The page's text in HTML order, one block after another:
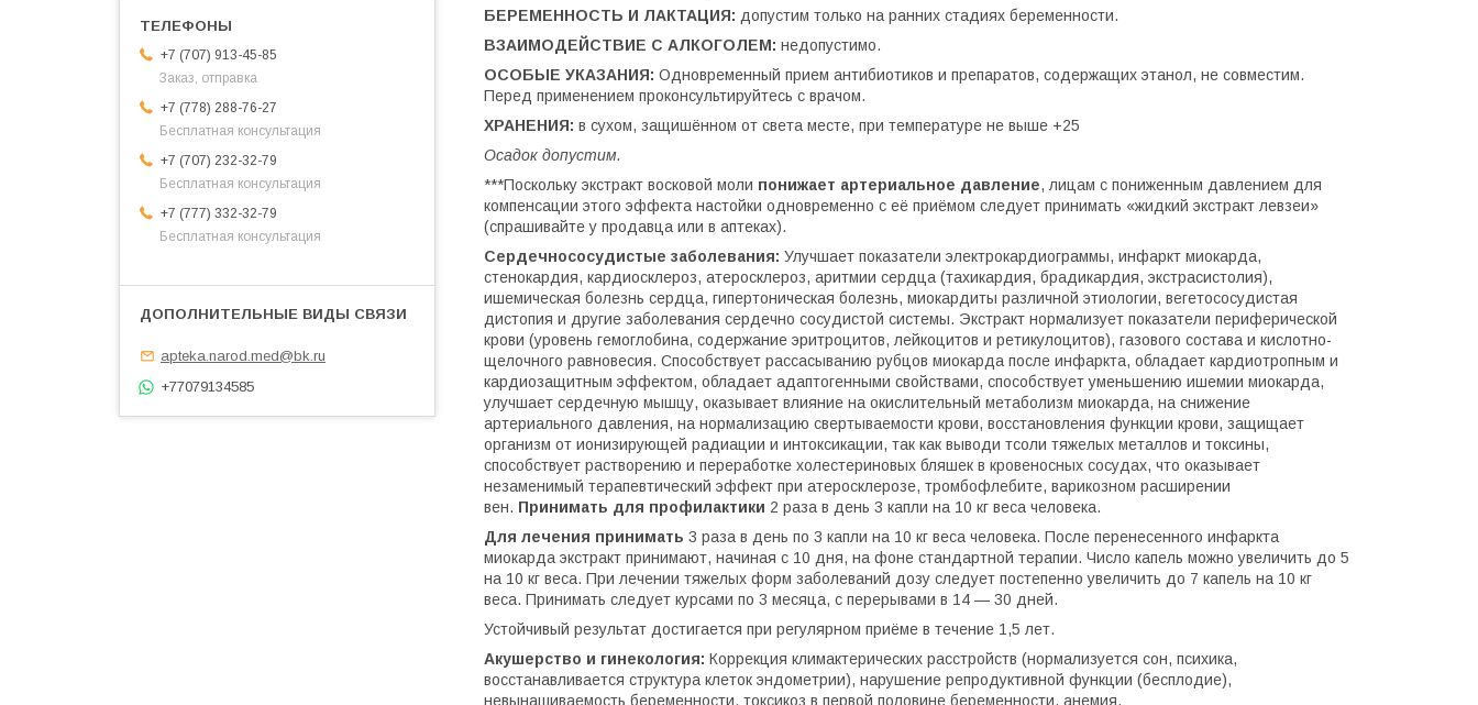
БЕРЕМЕННОСТЬ И ЛАКТАЦИЯ: допустим только на ранних стадиях беременности.
ВЗАИМОДЕЙСТВИЕ С АЛКОГОЛЕМ: недопустимо.
ОСОБЫЕ УКАЗАНИЯ: Одновременный прием антибиотиков и препаратов, содержащих этанол, не совместим.
Перед применением проконсультируйтесь с врачом.
ХРАНЕНИЯ: в сухом, защишённом от света месте, при температуре не выше +25
Осадок допустим.
***Поскольку экстракт восковой моли понижает артериальное давление, лицам с пониженным давлением для
компенсации этого эффекта настойки одновременно с её приёмом следует принимать «жидкий экстракт левзеи»
(спрашивайте у продавца или в аптеках).
Сердечнососудистые заболевания: Улучшает показатели электрокардиограммы, инфаркт миокарда,
стенокардия, кардиосклероз, атеросклероз, аритмии сердца (тахикардия, брадикардия, экстрасистолия),
ишемическая болезнь сердца, гипертоническая болезнь, миокардиты различной этиологии, вегетососудистая
дистопия и другие заболевания сердечно сосудистой системы. Экстракт нормализует показатели периферической
крови (уровень гемоглобина, содержание эритроцитов, лейкоцитов и ретикулоцитов), газового состава и кислотно-
щелочного равновесия. Способствует рассасыванию рубцов миокарда после инфаркта, обладает кардиотропным и
кардиозащитным эффектом, обладает адаптогенными свойствами, способствует уменьшению ишемии миокарда,
улучшает сердечную мышцу, оказывает влияние на окислительный метаболизм миокарда, на снижение
артериального давления, на нормализацию свертываемости крови, восстановления функции крови, защищает
организм от ионизирующей радиации и интоксикации, так как выводи тсоли тяжелых металлов и токсины,
способствует растворению и переработке холестериновых бляшек в кровеносных сосудах, что оказывает
незаменимый терапевтический эффект при атеросклерозе, тромбофлебите, варикозном расширении
вен. Принимать для профилактики 2 раза в день 3 капли на 10 кг веса человека.
Для лечения принимать 3 раза в день по 3 капли на 10 кг веса человека. После перенесенного инфаркта
миокарда экстракт принимают, начиная с 10 дня, на фоне стандартной терапии. Число капель можно увеличить до 5
на 10 кг веса. При лечении тяжелых форм заболеваний дозу следует постепенно увеличить до 7 капель на 10 кг
веса. Принимать следует курсами по 3 месяца, с перерывами в 14 — 30 дней.
Устойчивый результат достигается при регулярном приёме в течение 1,5 лет.
Акушерство и гинекология: Коррекция климактерических расстройств (нормализуется сон, психика,
восстанавливается структура клеток эндометрии), нарушение репродуктивной функции (бесплодие),
невынашиваемость беременности, токсикоз в первой половине беременности, анемия.
+7 (707) 913-45-85
Заказ, отправка
+7 (778) 288-76-27
Бесплатная консультация
+7 (707) 232-32-79
Бесплатная консультация
+7 (777) 332-32-79
Бесплатная консультация
apteka.narod.med@bk.ru
+77079134585